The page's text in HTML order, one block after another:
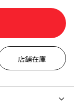
店舗在庫